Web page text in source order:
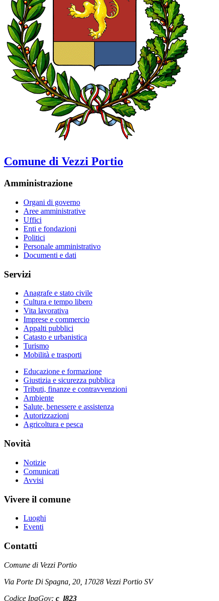
Comune di Vezzi Portio
Amministrazione
Organi di governo
Aree amministrative
Uffici
Enti e fondazioni
Politici
Personale amministrativo
Documenti e dati
Servizi
Anagrafe e stato civile
Cultura e tempo libero
Vita lavorativa
Imprese e commercio
Appalti pubblici
Catasto e urbanistica
Turismo
Mobilità e trasporti
Educazione e formazione
Giustizia e sicurezza pubblica
Tributi, finanze e contravvenzioni
Ambiente
Salute, benessere e assistenza
Autorizzazioni
Agricoltura e pesca
Novità
Notizie
Comunicati
Avvisi
Vivere il comune
Luoghi
Eventi
Contatti
Comune di Vezzi Portio
Via Porte Di Spagna, 20, 17028 Vezzi Portio SV
Codice IpaGov: c_l823